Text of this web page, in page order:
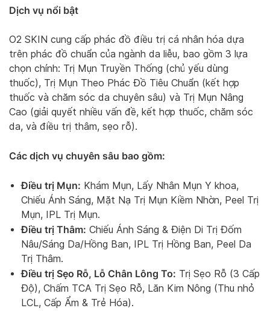
Dịch vụ nổi bật
O2 SKIN cung cấp phác đồ điều trị cá nhân hóa dựa
trên phác đồ chuẩn của ngành da liễu, bao gồm 3 lựa
chọn chính: Trị Mụn Truyền Thống (chủ yếu dùng
thuốc), Trị Mụn Theo Phác Đồ Tiêu Chuẩn (kết hợp
thuốc và chăm sóc da chuyên sâu) và Trị Mụn Nâng
Cao (giải quyết nhiều vấn đề, kết hợp thuốc, chăm sóc
da, và điều trị thâm, sẹo rỗ).
Các dịch vụ chuyên sâu bao gồm:
Điều trị Mụn: Khám Mụn, Lấy Nhân Mụn Y khoa,
Chiếu Ánh Sáng, Mặt Nạ Trị Mụn Kiềm Nhờn, Peel Trị
Mụn, IPL Trị Mụn.
Điều trị Thâm: Chiếu Ánh Sáng & Điện Di Trị Đốm
Nâu/Sáng Da/Hồng Ban, IPL Trị Hồng Ban, Peel Da
Trị Thâm.
Điều trị Sẹo Rỗ, Lỗ Chân Lông To: Trị Sẹo Rỗ (3 Cấp
Độ), Chấm TCA Trị Sẹo Rỗ, Lăn Kim Nông (Thu nhỏ
LCL, Cấp Ẩm & Trẻ Hóa).